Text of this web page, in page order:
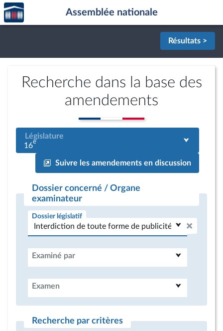
Aller au contenu
Aller en bas de la page
Accèder
à la
page
Assemblée nationale
Résultats >
Recherche dans la base des
amendements
Législature
16e
Suivre les amendements en discussion
Dossier concerné / Organe
examinateur
Dossier législatif
Examiné par
Examen
Recherche par critères